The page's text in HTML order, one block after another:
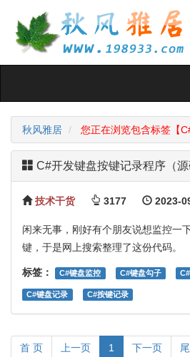
秋风雅居 您正在浏览包含标签【
C#开发键盘按键记录程序（源
技术干货 3177 2023-
闲来无事，刚好有个朋友说想监控一
键，于是网上搜索整理了这份代码。
标签： C#键盘监控 C#键盘勾子
C#键盘记录 C#按键记录
首 页 上一页 1 下一页